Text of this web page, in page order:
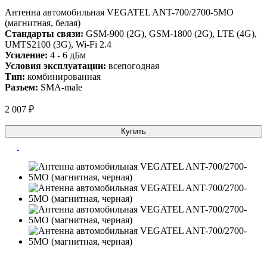
Антенна автомобильная VEGATEL ANT-700/2700-5MO
(магнитная, белая)
Стандарты связи: GSM-900 (2G), GSM-1800 (2G), LTE (4G),
UMTS2100 (3G), Wi-Fi 2.4
Усиление: 4 - 6 дБм
Условия эксплуатации: всепогодная
Тип: комбинированная
Разъем: SMA-male
2 007 ₽
Купить